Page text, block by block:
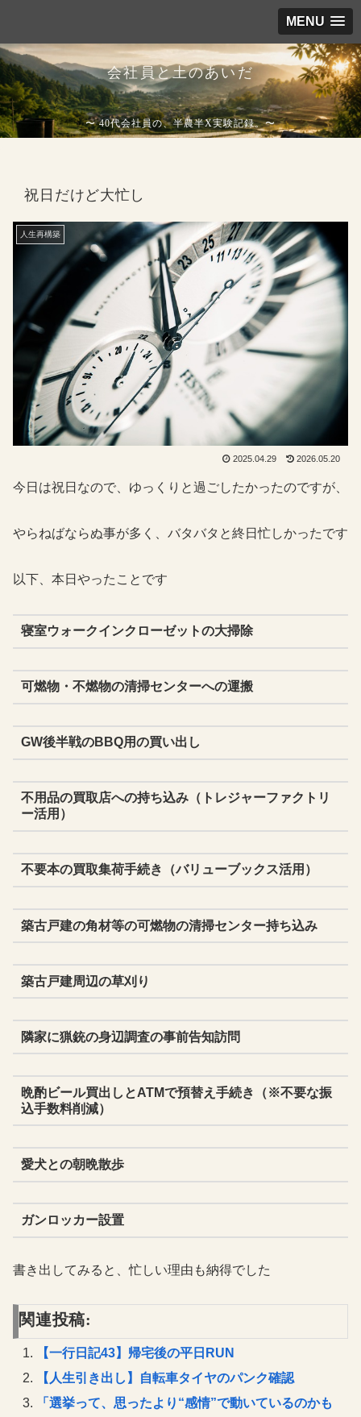
MENU
会社員と土のあいだ
〜 40代会社員の、半農半X実験記録。〜
祝日だけど大忙し
人生再構築
2025.04.29 2026.05.20
今日は祝日なので、ゆっくりと過ごしたかったのですが、
やらねばならぬ事が多く、バタバタと終日忙しかったです
以下、本日やったことです
寝室ウォークインクローゼットの大掃除
可燃物・不燃物の清掃センターへの運搬
GW後半戦のBBQ用の買い出し
不用品の買取店への持ち込み（トレジャーファクトリ
ー活用）
不要本の買取集荷手続き（バリューブックス活用）
築古戸建の角材等の可燃物の清掃センター持ち込み
築古戸建周辺の草刈り
隣家に猟銃の身辺調査の事前告知訪問
晩酌ビール買出しとATMで預替え手続き（※不要な振
込手数料削減）
愛犬との朝晩散歩
ガンロッカー設置
書き出してみると、忙しい理由も納得でした
関連投稿:
【一行日記43】帰宅後の平日RUN
【人生引き出し】自転車タイヤのパンク確認
「選挙って、思ったより“感情”で動いているのかも